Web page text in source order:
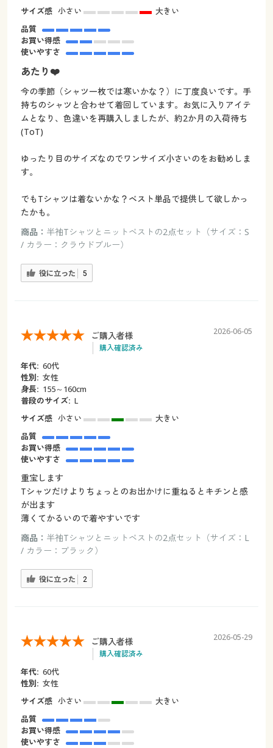
サイズ感 小さい
大きい
品質
お買い得感
使いやすさ
あたり❤️
今の季節（シャツ一枚では寒いかな？）に丁度良いです。手
持ちのシャツと合わせて着回しています。お気に入りアイテ
ムとなり、色違いを再購入しましたが、約2か月の入荷待ち
(ToT)
ゆったり目のサイズなのでワンサイズ小さいのをお勧めしま
す。
でもTシャツは着ないかな？ベスト単品で提供して欲しかっ
たかも。
商品： 半袖Tシャツとニットベストの2点セット（サイズ：S
/ カラー：クラウドブルー）
役に立った 5
ご購入者様
購入確認済み
2026-06-05
年代: 60代
性別: 女性
身長: 155～160cm
普段のサイズ: L
サイズ感 小さい
大きい
品質
お買い得感
使いやすさ
重宝します
Tシャツだけよりちょっとのお出かけに重ねるとキチンと感
が出ます
薄くてかるいので着やすいです
商品： 半袖Tシャツとニットベストの2点セット（サイズ：L
/ カラー：ブラック）
役に立った 2
ご購入者様
購入確認済み
2026-05-29
年代: 60代
性別: 女性
サイズ感 小さい
大きい
品質
お買い得感
使いやすさ